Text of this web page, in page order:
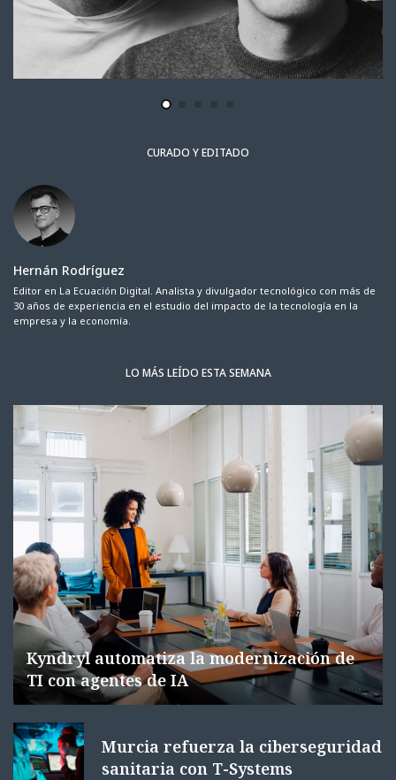
CURADO Y EDITADO
Hernán Rodríguez
Editor en La Ecuación Digital. Analista y divulgador tecnológico con más de
30 años de experiencia en el estudio del impacto de la tecnología en la
empresa y la economía.
LO MÁS LEÍDO ESTA SEMANA
Kyndryl automatiza la modernización de
TI con agentes de IA
Murcia refuerza la ciberseguridad
sanitaria con T-Systems